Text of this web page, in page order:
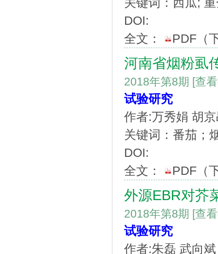
DOI:
全文：
PDF （
河南省烟粉虱
2018年第8期 [查
试验研究
作者:万秀娟 胡
关键词：番茄；
DOI:
全文：
PDF （
外源EBR对芥
2018年第8期 [查
试验研究
作者:朱磊 武向